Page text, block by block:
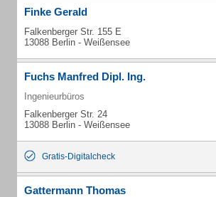
Finke Gerald
Falkenberger Str. 155 E
13088 Berlin - Weißensee
Fuchs Manfred Dipl. Ing.
Ingenieurbüros
Falkenberger Str. 24
13088 Berlin - Weißensee
Gratis-Digitalcheck
Gattermann Thomas